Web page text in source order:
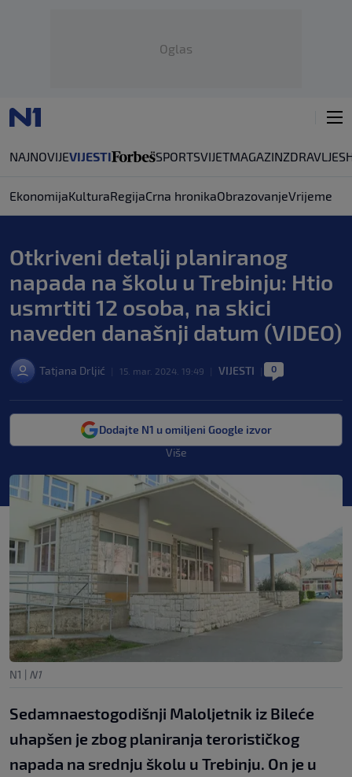
Oglas
NAJNOVIJEVIJESTI SPORTSVIJETMAGAZINZDRAVLJE
EkonomijaKulturaRegijaCrna hronikaObrazovanjeVrijeme
Otkriveni detalji planiranog
napada na školu u Trebinju: Htio
usmrtiti 12 osoba, na skici
naveden današnji datum (VIDEO)
Tatjana Drljić 15. mar. 2024. 19:49 VIJESTI 0
Dodajte N1 u omiljeni Google izvor
Više
N1 | N1
Sedamnaestogodišnji Maloljetnik iz Bileće
uhapšen je zbog planiranja terorističkog
napada na srednju školu u Trebinju. On je u